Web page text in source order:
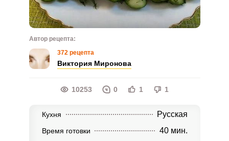
Автор рецепта:
372 рецепта
Виктория Миронова
10253 0 1 1
Кухня Русская
Время готовки 40 мин.